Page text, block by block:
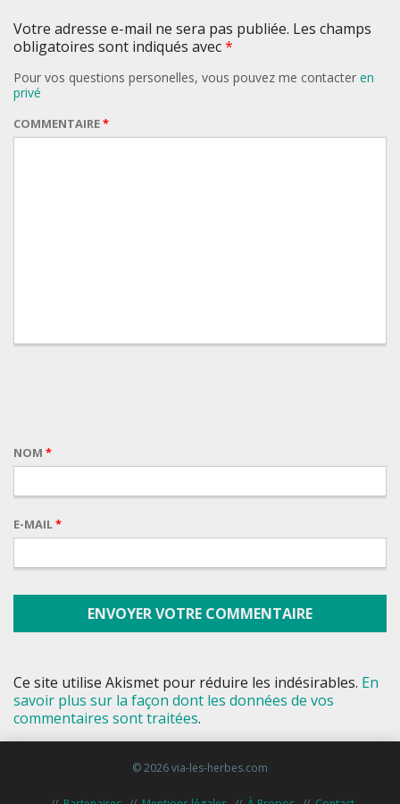
Votre adresse e-mail ne sera pas publiée. Les champs
obligatoires sont indiqués avec*
Pour vos questions personelles, vous pouvez me contacter en
privé
COMMENTAIRE*
NOM *
E-MAIL*
Ce site utilise Akismet pour réduire les indésirables. En
savoir plus sur la façon dont les données de vos
commentaires sont traitées.
© 2026 via-les-herbes.com